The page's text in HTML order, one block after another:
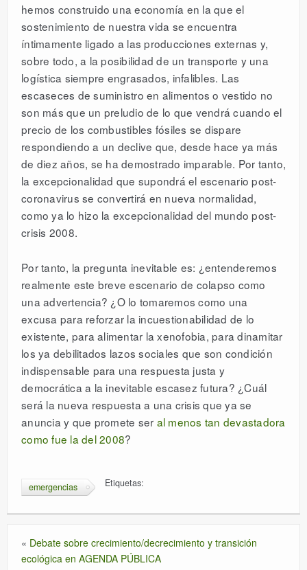
hemos construido una economía en la que el
sostenimiento de nuestra vida se encuentra
íntimamente ligado a las producciones externas y,
sobre todo, a la posibilidad de un transporte y una
logística siempre engrasados, infalibles. Las
escaseces de suministro en alimentos o vestido no
son más que un preludio de lo que vendrá cuando el
precio de los combustibles fósiles se dispare
respondiendo a un declive que, desde hace ya más
de diez años, se ha demostrado imparable. Por tanto,
la excepcionalidad que supondrá el escenario post-
coronavirus se convertirá en nueva normalidad,
como ya lo hizo la excepcionalidad del mundo post-
crisis 2008.
Por tanto, la pregunta inevitable es: ¿entenderemos
realmente este breve escenario de colapso como
una advertencia? ¿O lo tomaremos como una
excusa para reforzar la incuestionabilidad de lo
existente, para alimentar la xenofobia, para dinamitar
los ya debilitados lazos sociales que son condición
indispensable para una respuesta justa y
democrática a la inevitable escasez futura? ¿Cuál
será la nueva respuesta a una crisis que ya se
anuncia y que promete ser al menos tan devastadora
como fue la del 2008?
Etiquetas:
emergencias
« Debate sobre crecimiento/decrecimiento y transición
ecológica en AGENDA PÚBLICA